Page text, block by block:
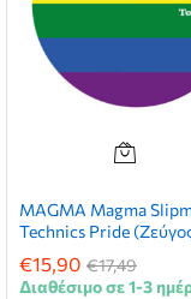
MAGMA Magma
Technics Pride
€15,90 €17,49
Διαθέσιμο σε 1-3